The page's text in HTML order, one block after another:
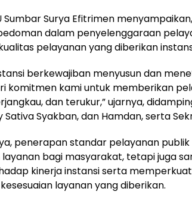
Sumbar Surya Efitrimen
dalam penyelenggaraan
pelayanan yang diberikan
berkewajiban menyusun dan
komitmen kami untuk memberikan
dan terukur,” ujarnya,
Sativa Syakban, dan Hamdan, serta
penerapan standar pelayanan
bagi masyarakat, tetapi juga
kinerja instansi serta
layanan yang diberikan.